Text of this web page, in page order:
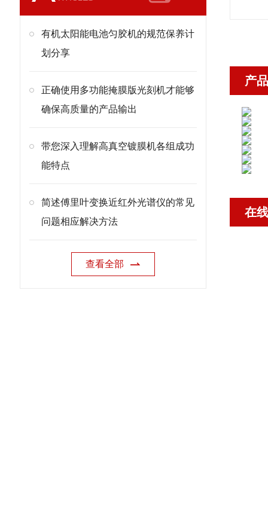
有机太阳能电池匀胶机的规范保养计
划分享
正确使用多功能掩膜版光刻机才能够
确保高质量的产品输出
带您深入理解高真空镀膜机各组成功
能特点
简述傅里叶变换近红外光谱仪的常见
问题相应解决方法
查看全部
产
在